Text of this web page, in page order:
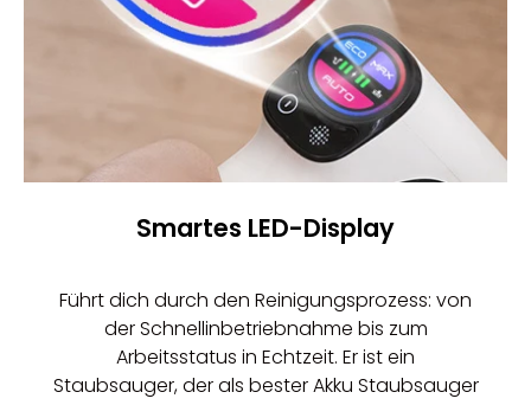
Smartes LED-Display
Führt dich durch den Reinigungsprozess: von
der Schnellinbetriebnahme bis zum
Arbeitsstatus in Echtzeit. Er ist ein
Staubsauger, der als besterAkku Staubsauger